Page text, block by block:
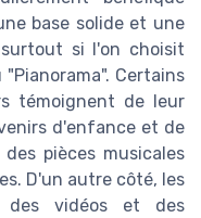
base solide et une
si l'on choisit
Certains
témoignent de leur
d'enfance et de
pièces musicales
D'un autre côté, les
des vidéos et des